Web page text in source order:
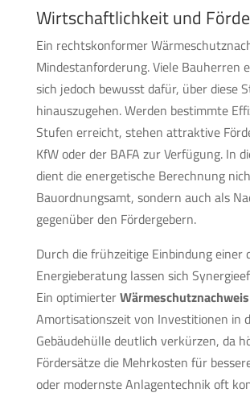
Wirtschaftlichkeit und
Ein rechtskonformer
Mindestanforderung. Viele Bauherren
sich jedoch bewusst dafür, über diese
hinauszugehen. Werden bestimmte
Stufen erreicht, stehen attraktive
KfW oder der BAFA zur Verfügung. In
dient die energetische Berechnung
Bauordnungsamt, sondern auch als
gegenüber den Fördergebern.
Durch die frühzeitige Einbindung einer
Energieberatung lassen sich
Ein optimierterWärmeschutznachweis
Amortisationszeit von Investitionen in
Gebäudehülle deutlich verkürzen, da
Fördersätze die Mehrkosten für
oder modernste Anlagentechnik oft